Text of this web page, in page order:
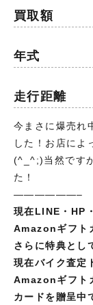
買取額
年式
走行距離
今まさに爆売れ
した！お店によ
(^_^;)当然です
た！
——————–
現在LINE・HP
Amazonギフト
さらに特典とし
現在バイク査定
Amazonギフト
カードを贈呈中